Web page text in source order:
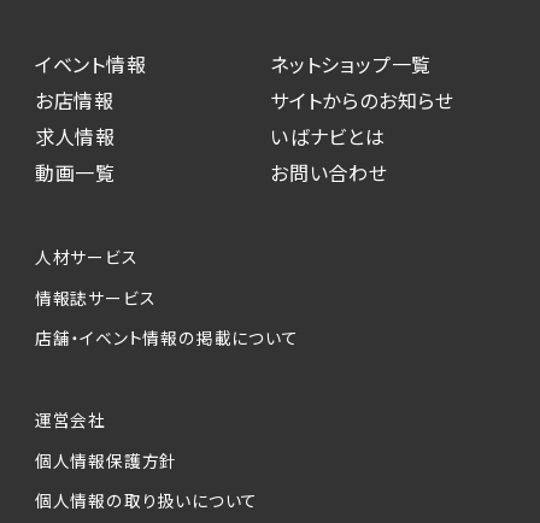
イベント情報
お店情報
求人情報
動画一覧
ネットショップ一覧
サイトからのお知らせ
いばナビとは
お問い合わせ
人材サービス
情報誌サービス
店舗・イベント情報の掲載について
運営会社
個人情報保護方針
個人情報の取り扱いについて